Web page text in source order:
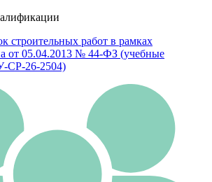
строительных работ в рамках
от 05.04.2013 № 44-ФЗ (учебные
СР-26-2504)